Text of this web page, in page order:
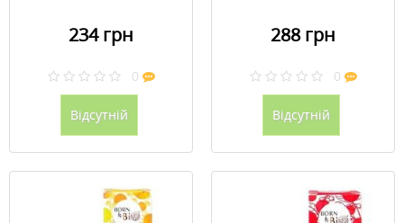
234 грн
0
Відсутній
288 грн
0
Відсутній